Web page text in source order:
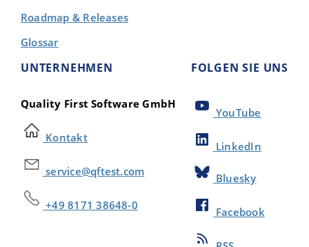
Roadmap & Releases
Glossar
UNTERNEHMEN
Quality First Software GmbH
Kontakt
service@qftest.com
+49 8171 38648-0
FOLGEN SIE UNS
YouTube
LinkedIn
Bluesky
Facebook